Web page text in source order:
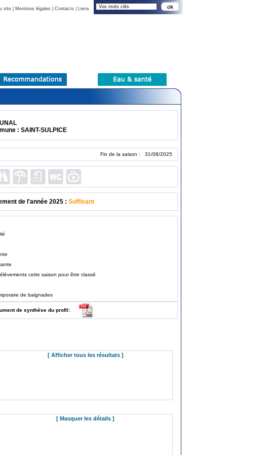
site| Mentions légales| Contacts| Liens
: SAINT-SULPICE
Fin de la saison : 31/08/2025
de l'année 2025 : Suffisant
cette saison pour être classé
de baignades
de synthèse du profil:
[ Afficher tous les résultats ]
[ Masquer les détails ]